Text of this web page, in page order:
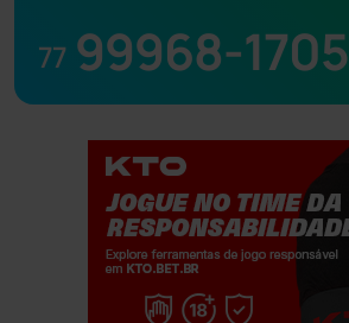
77 99968-1705